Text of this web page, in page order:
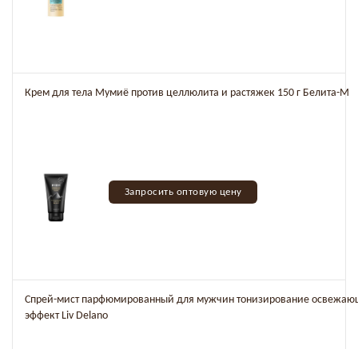
Крем для тела Мумиё против целлюлита и растяжек 150 г Белита-М
Запросить оптовую цену
Спрей-мист парфюмированный для мужчин тонизирование
эффект Liv Delano